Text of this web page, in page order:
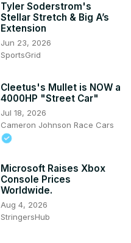
Tyler Soderstrom's
Stellar Stretch & Big A’s
Extension
Jun 23, 2026
SportsGrid
Cleetus's Mullet is NOW a
4000HP "Street Car"
Jul 18, 2026
Cameron Johnson Race Cars
Microsoft Raises Xbox
Console Prices
Worldwide.
Aug 4, 2026
StringersHub